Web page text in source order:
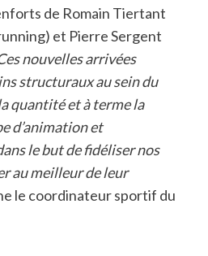
de Romain Tiertant
et Pierre Sergent
nouvelles arrivées
structuraux au sein du
quantité et à terme la
d’animation et
le but de fidéliser nos
au meilleur de leur
le coordinateur sportif du